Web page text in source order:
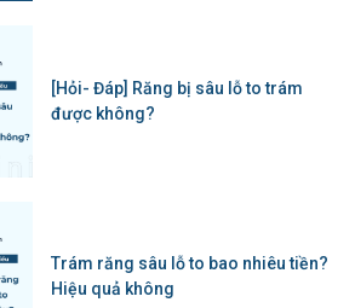
[Hỏi- Đáp] Răng bị sâu lỗ to trám
được không?
Trám răng sâu lỗ to bao nhiêu tiền?
Hiệu quả không